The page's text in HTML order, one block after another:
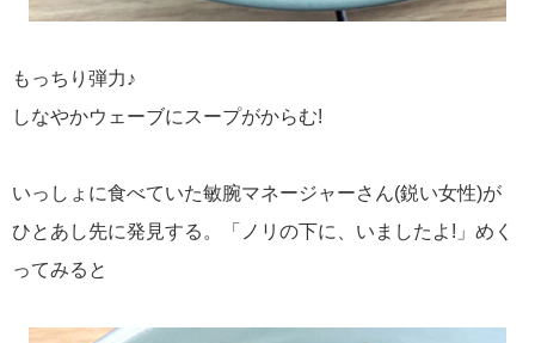
もっちり弾力♪
しなやかウェーブにスープがからむ!
いっしょに食べていた敏腕マネージャーさん(鋭い女性)が
ひとあし先に発見する。「ノリの下に、いましたよ!」めく
ってみると